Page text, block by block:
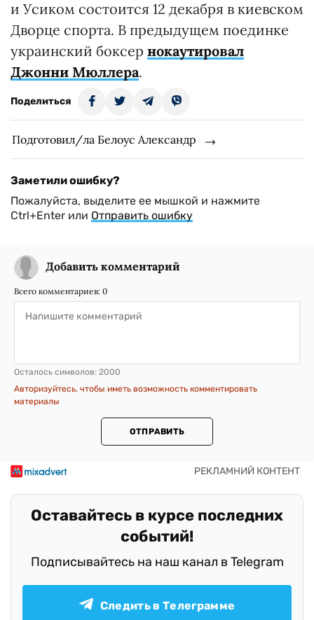
и Усиком состоится 12 декабря в киевском
Дворце спорта. В предыдущем поединке
украинский боксер нокаутировал
Джонни Мюллера.
Поделиться
Подготовил/ла Белоус Александр
Заметили ошибку?
Пожалуйста, выделите ее мышкой и нажмите
Ctrl+Enter или Отправить ошибку
Добавить комментарий
Всего комментариев: 0
Осталось символов: 2000
Авторизуйтесь, чтобы иметь возможность комментировать
материалы
ОТПРАВИТЬ
Оставайтесь в курсе последних
событий!
Подписывайтесь на наш канал в Telegram
Следить в Телеграмме